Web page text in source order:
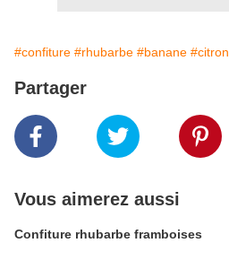
#confiture #rhubarbe #banane #citron
Partager
Vous aimerez aussi
Confiture rhubarbe framboises